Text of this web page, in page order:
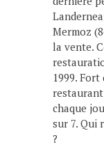
Mermoz
la vente.
1999.
chaque
sur 7. Qui
?